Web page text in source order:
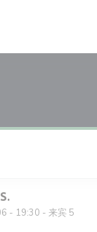
S
- 19:30 - 来宾 5